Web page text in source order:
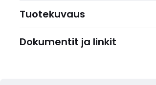
Tuotekuvaus
Dokumentit ja linkit